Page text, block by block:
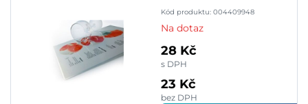
Kód produktu: 004409948
Na dotaz
28 Kč
s DPH
23 Kč
bez DPH